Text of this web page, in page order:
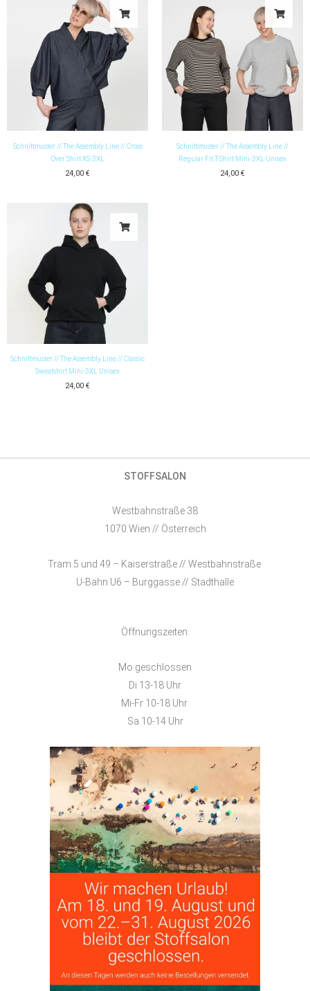
Schnittmuster // The Assembly Line // Cross
Over Shirt XS-3XL
24,00 €
Schnittmuster // The Assembly Line //
Regular Fit T-Shirt Mini-3XL Unisex
24,00 €
Schnittmuster // The Assembly Line // Classic
Sweatshirt Mini-3XL Unisex
24,00 €
STOFFSALON
Westbahnstraße 38
1070 Wien // Österreich
Tram 5 und 49 – Kaiserstraße // Westbahnstraße
U-Bahn U6 – Burggasse // Stadthalle
Öffnungszeiten:
Mo geschlossen
Di 13-18 Uhr
Mi-Fr 10-18 Uhr
Sa 10-14 Uhr